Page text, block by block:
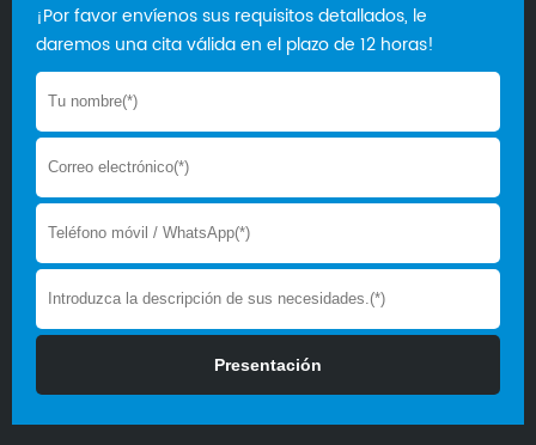
¡Por favor envíenos sus requisitos detallados, le
daremos una cita válida en el plazo de 12 horas!